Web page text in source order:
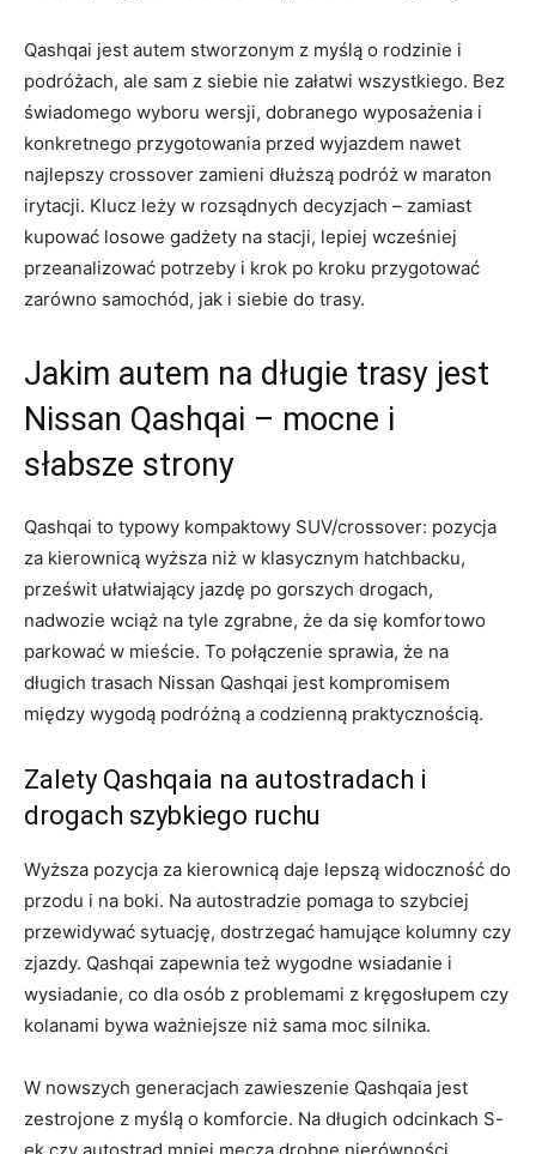
Qashqai jest autem stworzonym z myślą o rodzinie i
podróżach, ale sam z siebie nie załatwi wszystkiego. Bez
świadomego wyboru wersji, dobranego wyposażenia i
konkretnego przygotowania przed wyjazdem nawet
najlepszy crossover zamieni dłuższą podróż w maraton
irytacji. Klucz leży w rozsądnych decyzjach – zamiast
kupować losowe gadżety na stacji, lepiej wcześniej
przeanalizować potrzeby i krok po kroku przygotować
zarówno samochód, jak i siebie do trasy.
Jakim autem na długie trasy jest
Nissan Qashqai – mocne i
słabsze strony
Qashqai to typowy kompaktowy SUV/crossover: pozycja
za kierownicą wyższa niż w klasycznym hatchbacku,
prześwit ułatwiający jazdę po gorszych drogach,
nadwozie wciąż na tyle zgrabne, że da się komfortowo
parkować w mieście. To połączenie sprawia, że na
długich trasach Nissan Qashqai jest kompromisem
między wygodą podróżną a codzienną praktycznością.
Zalety Qashqaia na autostradach i
drogach szybkiego ruchu
Wyższa pozycja za kierownicą daje lepszą widoczność do
przodu i na boki. Na autostradzie pomaga to szybciej
przewidywać sytuację, dostrzegać hamujące kolumny czy
zjazdy. Qashqai zapewnia też wygodne wsiadanie i
wysiadanie, co dla osób z problemami z kręgosłupem czy
kolanami bywa ważniejsze niż sama moc silnika.
W nowszych generacjach zawieszenie Qashqaia jest
zestrojone z myślą o komforcie. Na długich odcinkach S-